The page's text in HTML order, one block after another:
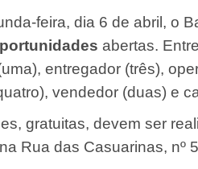
feira, dia 6 de abril, o
abertas.
entregador (três),
vendedor (duas) e
gratuitas, devem ser
Rua das Casuarinas, nº